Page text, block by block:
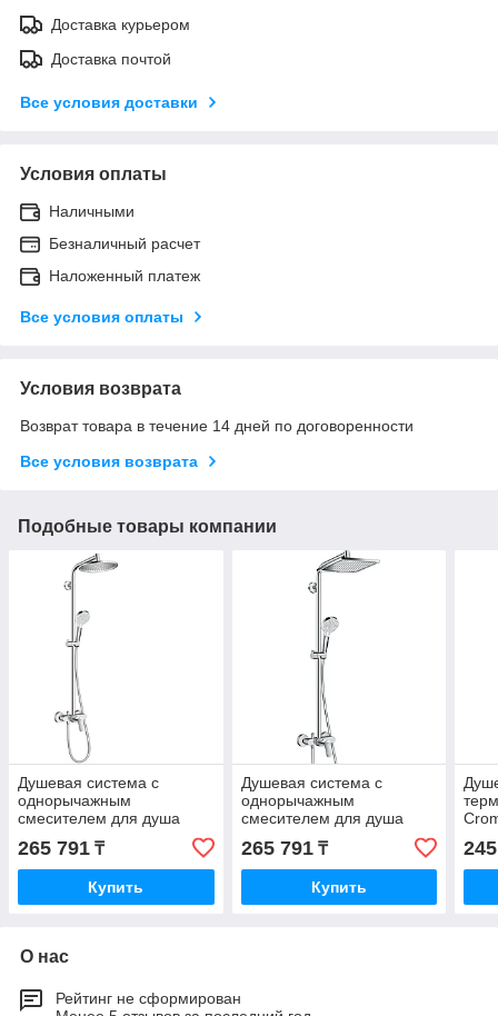
Доставка курьером
Доставка почтой
Все условия доставки
Условия оплаты
Наличными
Безналичный расчет
Наложенный платеж
Все условия оплаты
Условия возврата
Возврат товара в течение 14 дней по договоренности
Все условия возврата
Подобные товары компании
Душевая система с
однорычажным
смесителем для душа
Crometta S Showerpipe
240 1jet HG27269000
265 791 ₸
Купить
Душевая система с
однорычажным
смесителем для душа
Crometta E Crometta E 240
1jet Showerpipe
HG27284000
265 791₸
Купить
О нас
Рейтинг не сформирован